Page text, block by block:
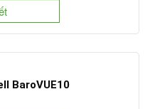
BaroVUE10